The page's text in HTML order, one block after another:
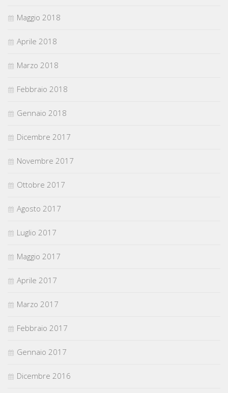
Maggio 2018
Aprile 2018
Marzo 2018
Febbraio 2018
Gennaio 2018
Dicembre 2017
Novembre 2017
Ottobre 2017
Agosto 2017
Luglio 2017
Maggio 2017
Aprile 2017
Marzo 2017
Febbraio 2017
Gennaio 2017
Dicembre 2016